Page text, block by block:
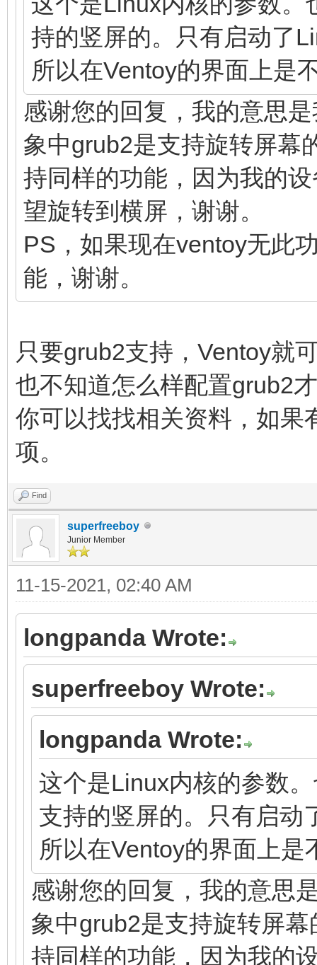
持的竖屏的。只有启动了
所以在Ventoy的界面上是
感谢您的回复，我的意思
象中grub2是支持旋转屏幕
持同样的功能，因为我的
望旋转到横屏，谢谢。
PS，如果现在ventoy无此
能，谢谢。
只要grub2支持，Ventoy就
也不知道怎么样配置grub2
你可以找找相关资料，如果
项。
Find
superfreeboy
Junior Member
11-15-2021, 02:40 AM
longpanda Wrote:
superfreeboy Wrote:
longpanda Wrote:
这个是Linux内核的参数
支持的竖屏的。只有启动
所以在Ventoy的界面上是
感谢您的回复，我的意思
象中grub2是支持旋转屏
持同样的功能，因为我的